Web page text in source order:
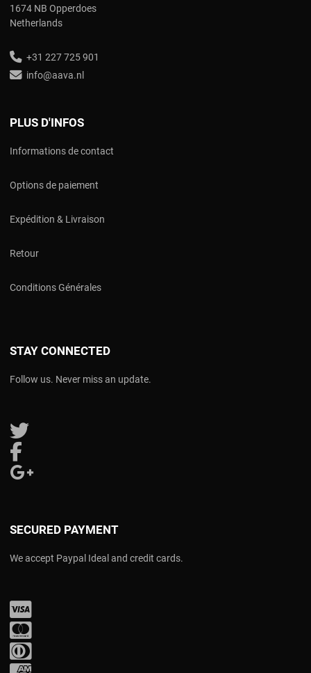
1674 NB Opperdoes
Netherlands
+31 227 725 901
info@aava.nl
PLUS D'INFOS
Informations de contact
Options de paiement
Expédition & Livraison
Retour
Conditions Générales
STAY CONNECTED
Follow us. Never miss an update.
Follow us on Twitter
SECURED PAYMENT
We accept Paypal Ideal and credit cards.